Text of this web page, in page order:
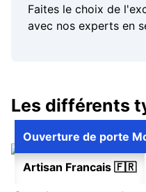
Faites le choix de
avec nos experts en
Les différents
Artisan Francais 🇫🇷
Ouverture de porte